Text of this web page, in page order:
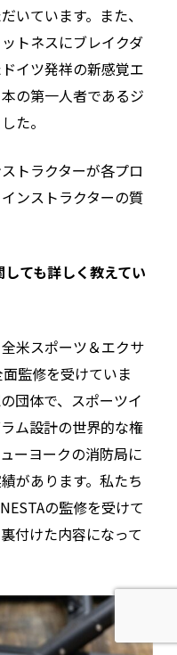
いています。また、
トネスにブレイクダ
ドイツ発祥の新感覚エ
の第一人者であるジ
た。
トラクターが各プロ
ンストラクターの質
ても詳しく教えてい
米スポーツ＆エクサ
監修を受けていま
団体で、スポーツイ
ム設計の世界的な権
ーヨークの消防局に
があります。私たち
の監修を受けて
付けた内容になって